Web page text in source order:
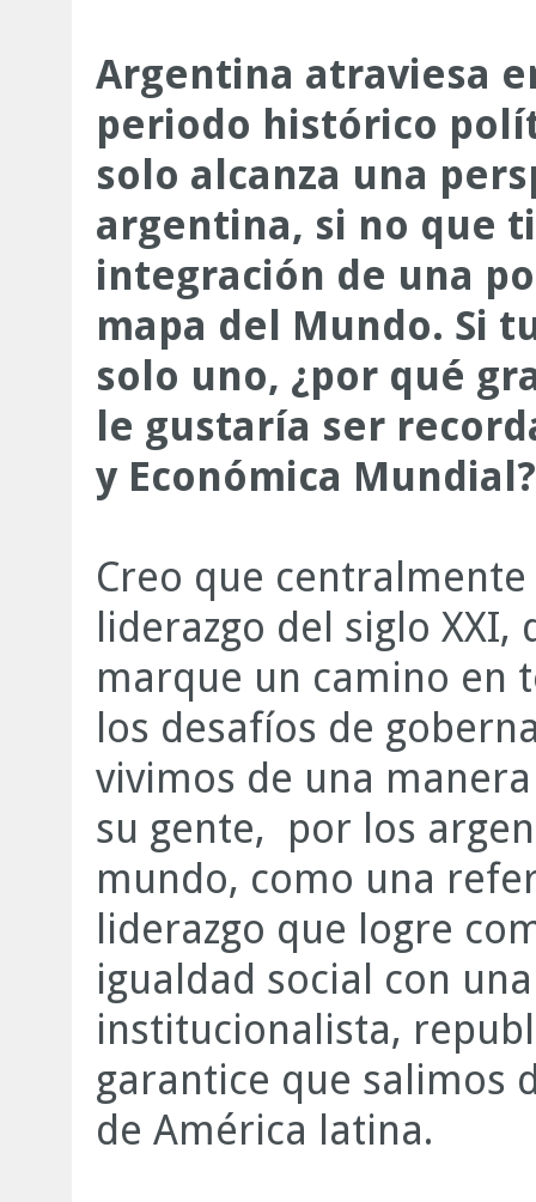
Argentina atraviesa
periodo histórico
solo alcanza una
argentina, si no que
integración de una
mapa del Mundo. Si
solo uno, ¿por qué
le gustaría ser
y Económica Mundial?
Creo que
liderazgo del siglo
marque un camino en
los desafíos de
vivimos de una
su gente, por los
mundo, como una
liderazgo que logre
igualdad social con
institucionalista,
garantice que salimos
de América latina.